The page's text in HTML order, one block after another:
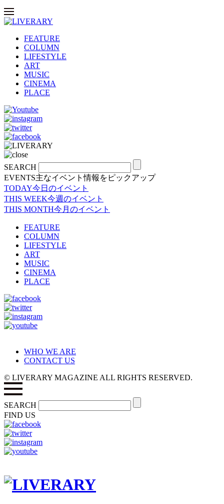
FEATURE
COLUMN
LIFESTYLE
ART
MUSIC
CINEMA
PLACE
SEARCH
EVENTS主なイベント情報をピックアップ
TODAY今日のイベント
THIS WEEK今週のイベント
THIS MONTH今月のイベント
FEATURE
COLUMN
LIFESTYLE
ART
MUSIC
CINEMA
PLACE
WHO WE ARE
CONTACT US
© LIVERARY MAGAZINE ALL RIGHTS RESERVED.
SEARCH
FIND US